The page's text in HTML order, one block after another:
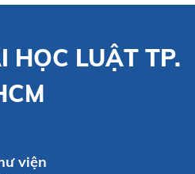
HỌC LUẬT TP.
viện